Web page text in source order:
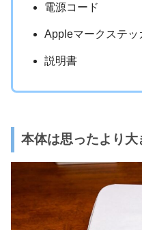
電源コード
Appleマークステッ
説明書
本体は思ったより大